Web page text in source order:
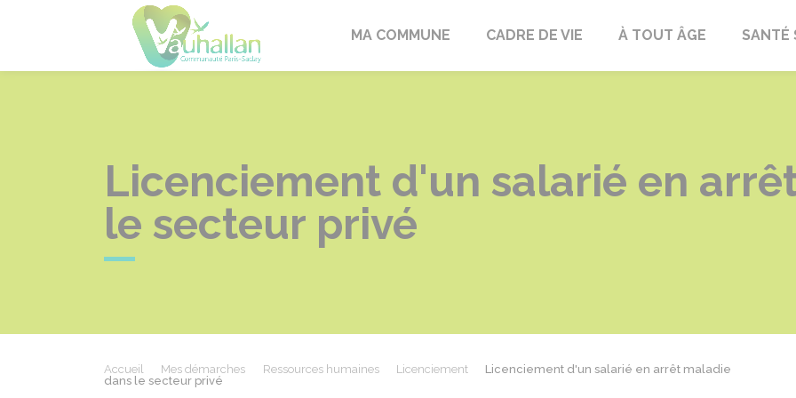
VauhallanMA COMMUNE CADRE DE VIE À TOUT ÂGE SANTÉ
Licenciement d'un salarié en
le secteur privé
Accueil Mes démarches Ressources humaines Licenciement
Licenciement d'un salarié en arrêt maladie
dans le secteur privé